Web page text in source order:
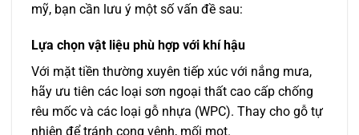
mỹ, bạn cần lưu ý một số vấn đề sau:
Lựa chọn vật liệu phù hợp với khí hậu
Với mặt tiền thường xuyên tiếp xúc với nắng mưa,
hãy ưu tiên các loại sơn ngoại thất cao cấp chống
rêu mốc và các loại gỗ nhựa (WPC). Thay cho gỗ tự
nhiên để tránh cong vênh, mối mọt.